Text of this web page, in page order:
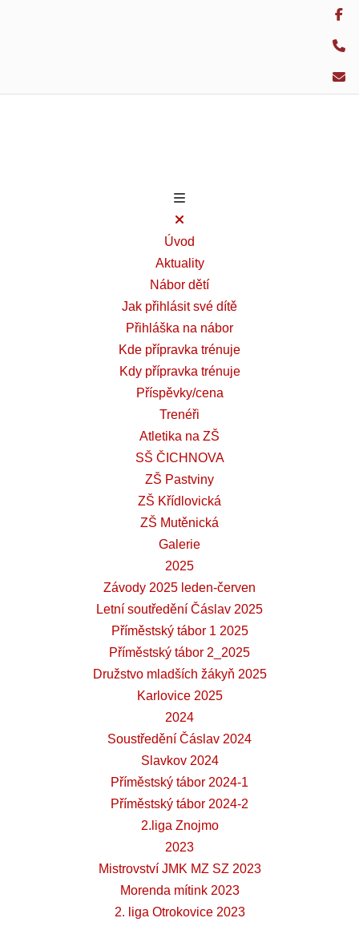
Úvod
Aktuality
Nábor dětí
Jak přihlásit své dítě
Přihláška na nábor
Kde přípravka trénuje
Kdy přípravka trénuje
Příspěvky/cena
Trenéři
Atletika na ZŠ
SŠ ČICHNOVA
ZŠ Pastviny
ZŠ Křídlovická
ZŠ Mutěnická
Galerie
2025
Závody 2025 leden-červen
Letní soutředění Čáslav 2025
Příměstský tábor 1 2025
Příměstský tábor 2_2025
Družstvo mladších žákyň 2025
Karlovice 2025
2024
Soustředění Čáslav 2024
Slavkov 2024
Příměstský tábor 2024-1
Příměstský tábor 2024-2
2.liga Znojmo
2023
Mistrovství JMK MZ SZ 2023
Morenda mítink 2023
2. liga Otrokovice 2023